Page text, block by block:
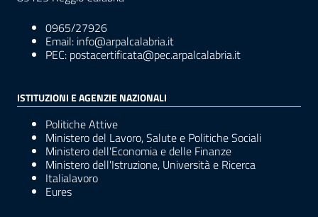
0965/27926
Email: info@arpalcalabria.it
PEC: postacertificata@pec.arpalcalabria.it
ISTITUZIONI E AGENZIE NAZIONALI
Politiche Attive
Ministero del Lavoro, Salute e Politiche Sociali
Ministero dell'Economia e delle Finanze
Ministero dell'Istruzione, Università e Ricerca
Italialavoro
Eures